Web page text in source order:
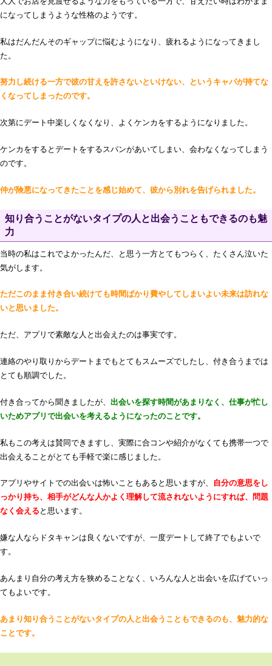
になってしまうような性格のようです。
私はだんだんそのギャップに悩むようになり、疲れるようになってきまし
た。
努力し続ける一方で彼の甘えを許さないといけない、というキャパが持てな
くなってしまったのです。
次第にデート中楽しくなくなり、よくケンカをするようになりました。
ケンカをするとデートをするスパンがあいてしまい、会わなくなってしまう
のです。
仲が険悪になってきたことを感じ始めて、彼から別れを告げられました。
知り合うことがないタイプの人と出会うこともできるのも魅
力
当時の私はこれでよかったんだ、と思う一方とてもつらく、たくさん泣いた
気がします。
ただこのまま付き合い続けても時間ばかり費やしてしまいよい未来は訪れな
いと思いました。
ただ、アプリで素敵な人と出会えたのは事実です。
連絡のやり取りからデートまでもとてもスムーズでしたし、付き合うまでは
とても順調でした。
付き合ってから聞きましたが、 出会いを探す時間があまりなく、仕事が忙し
いためアプリで出会いを考えるようになったのことです。
私もこの考えは賛同できますし、実際に合コンや紹介がなくても携帯一つで
出会えることがとても手軽で楽に感じました。
アプリやサイトでの出会いは怖いこともあると思いますが、 自分の意思をし
っかり持ち、相手がどんな人かよく理解して流されないようにすれば、問題
なく会える と思います。
嫌な人ならドタキャンは良くないですが、一度デートして終了でもよいで
す。
あんまり自分の考え方を狭めることなく、いろんな人と出会いを広げていっ
てもよいです。
あまり知り合うことがないタイプの人と出会うこともできるのも、魅力的な
ことです。